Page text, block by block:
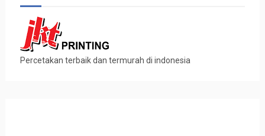
Percetakan terbaik dan termurah di indonesia